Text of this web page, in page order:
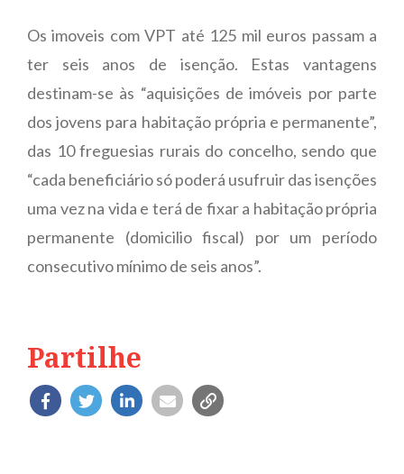
Os imoveis com VPT até 125 mil euros passam a
ter seis anos de isenção. Estas vantagens
destinam-se às “aquisições de imóveis por parte
dos jovens para habitação própria e permanente”,
das 10 freguesias rurais do concelho, sendo que
“cada beneficiário só poderá usufruir das isenções
uma vez na vida e terá de fixar a habitação própria
permanente (domicilio fiscal) por um período
consecutivo mínimo de seis anos”.
Partilhe